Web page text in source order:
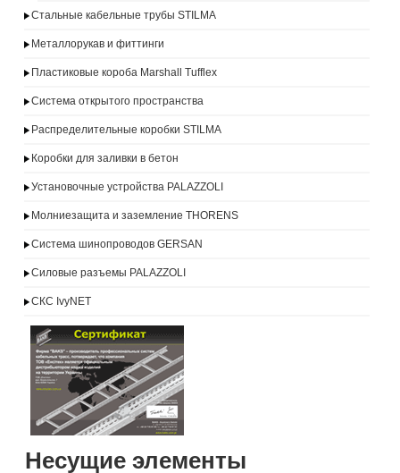
Стальные кабельные трубы STILMA
Металлорукав и фиттинги
Пластиковые короба Marshall Tufflex
Система открытого пространства
Распределительные коробки STILMA
Коробки для заливки в бетон
Установочные устройства PALAZZOLI
Молниезащита и заземление THORENS
Система шинопроводов GERSAN
Силовые разъемы PALAZZOLI
СКС IvyNET
Несущие элементы